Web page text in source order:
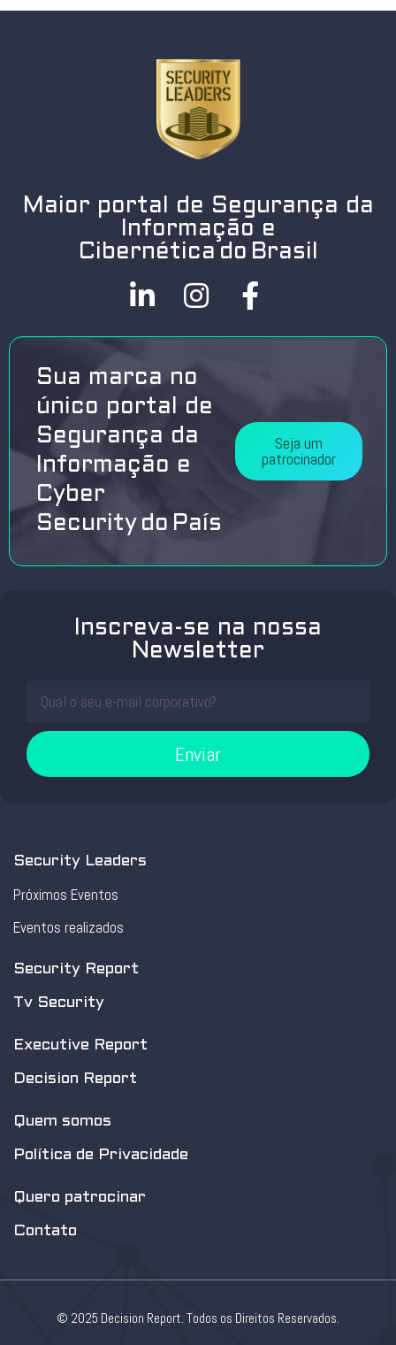
Maior portal de Segurança da
Informação e
Cibernética do Brasil
Sua marca no
único portal de
Segurança da
Informação e
Cyber
Security do País
Seja um
patrocinador
Inscreva-se na nossa
Newsletter
Enviar
Security Leaders
Próximos Eventos
Eventos realizados
Security Report
Tv Security
Executive Report
Decision Report
Quem somos
Política de Privacidade
Quero patrocinar
Contato
© 2025 Decision Report. Todos os Direitos Reservados.